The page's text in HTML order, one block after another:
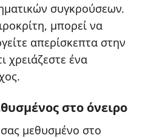
συγκρούσεων.
μπορεί να
απερίσκεπτα στην
χρειάζεστε ένα
στο όνειρο
μεθυσμένο στο